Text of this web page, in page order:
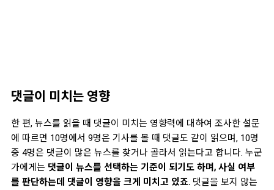
댓글이 미치는 영향
한 편, 뉴스를 읽을 때 댓글이 미치는 영향력에 대하여 조사한 설문
에 따르면 10명에서 9명은 기사를 볼 때 댓글도 같이 읽으며, 10명
중 4명은 댓글이 많은 뉴스를 찾거나 골라서 읽는다고 합니다. 누군
가에게는 댓글이 뉴스를 선택하는 기준이 되기도 하며, 사실 여부
를 판단하는데 댓글이 영향을 크게 미치고 있죠. 댓글을 보지 않는